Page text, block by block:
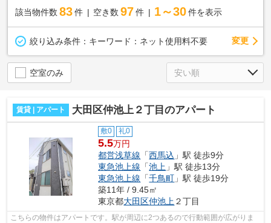
該当物件数 83件 空き数 97 件 1～30 件を表示
絞り込み条件： キーワード：ネット使用料不要 変更
空室のみ
賃貸 | アパート 大田区仲池上２丁目のアパート
敷0 礼0
5.5万円
都営浅草線 「西馬込 」駅 徒歩9分
東急池上線 「池上 」駅 徒歩13分
東急池上線 「千鳥町 」駅 徒歩19分
築11年 / 9.45㎡
東京都大田区仲池上 ２丁目
こちらの物件はアパートです。駅が周辺に2つあるので行動範囲が広がりま